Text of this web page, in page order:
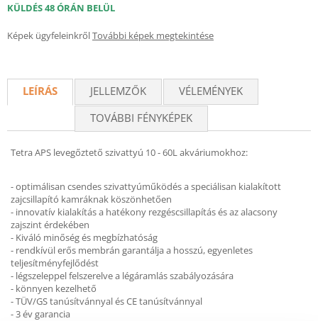
KÜLDÉS 48 ÓRÁN BELÜL
Képek ügyfeleinkrőlTovábbi képek megtekintése
LEÍRÁS JELLEMZŐK
VÉLEMÉNYEK
TOVÁBBI FÉNYKÉPEK
Tetra APS levegőztető szivattyú 10 - 60L akváriumokhoz:
- optimálisan csendes szivattyúműködés a speciálisan kialakított
zajcsillapító kamráknak köszönhetően
- innovatív kialakítás a hatékony rezgéscsillapítás és az alacsony
zajszint érdekében
- Kiváló minőség és megbízhatóság
- rendkívül erős membrán garantálja a hosszú, egyenletes
teljesítményfejlődést
- légszeleppel felszerelve a légáramlás szabályozására
- könnyen kezelhető
- TÜV/GS tanúsítvánnyal és CE tanúsítvánnyal
- 3 év garancia